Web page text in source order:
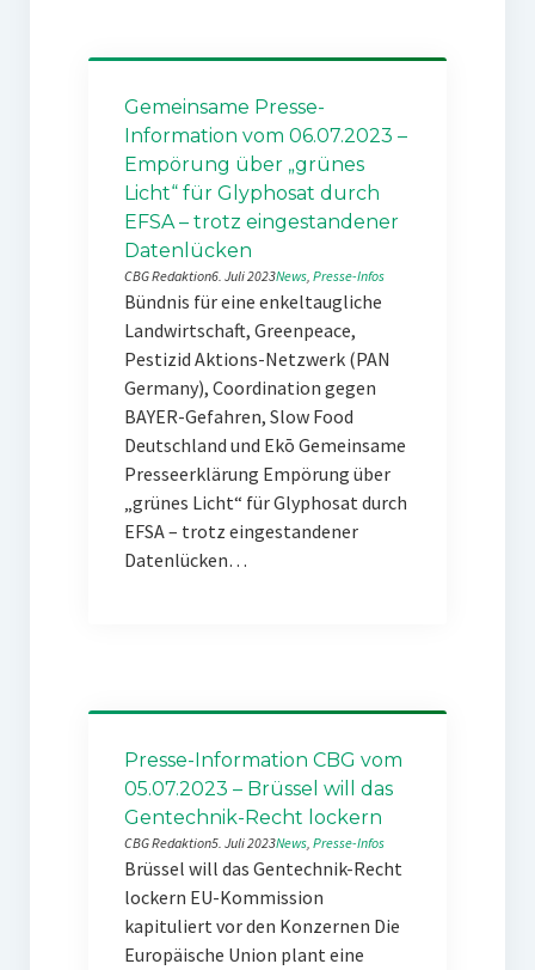
Gemeinsame Presse-
Information vom 06.07.2023 –
Empörung über „grünes
Licht“ für Glyphosat durch
EFSA – trotz eingestandener
Datenlücken
CBG Redaktion6. Juli 2023News, Presse-Infos
Bündnis für eine enkeltaugliche
Landwirtschaft, Greenpeace,
Pestizid Aktions-Netzwerk (PAN
Germany), Coordination gegen
BAYER-Gefahren, Slow Food
Deutschland und Ekō Gemeinsame
Presseerklärung Empörung über
„grünes Licht“ für Glyphosat durch
EFSA – trotz eingestandener
Datenlücken…
Presse-Information CBG vom
05.07.2023 – Brüssel will das
Gentechnik-Recht lockern
CBG Redaktion5. Juli 2023News, Presse-Infos
Brüssel will das Gentechnik-Recht
lockern EU-Kommission
kapituliert vor den Konzernen Die
Europäische Union plant eine